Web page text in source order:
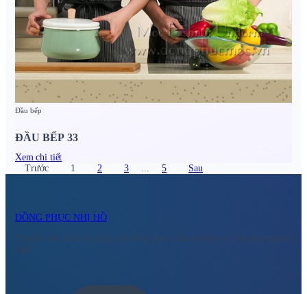
Đầu bếp
ĐẦU BẾP 33
Xem chi tiết
Trước
1 2 3 5 Sau
ĐỒNG PHỤC NHỊ HỒ
Chuyên sản xuất và cung cấp đồng phục chất lượng cao cho mọi ngành
nghề.